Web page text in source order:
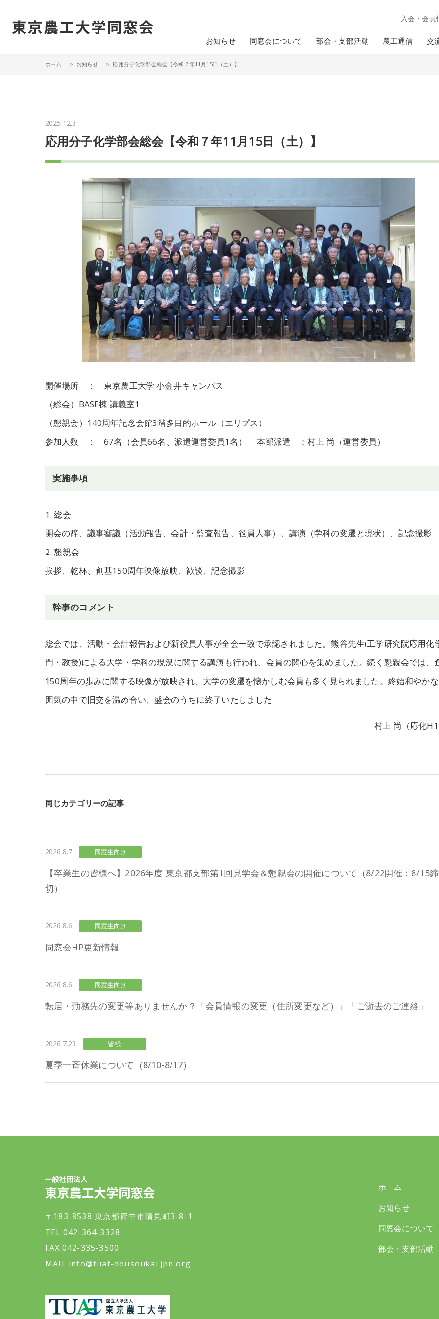
入会・会員
お知らせ 同窓会について 部会・支部活動 農工通信 交
ホーム お知らせ 応用分子化学部会総会【令和７年11月15日（土）】
2025.12.3
応用分子化学部会総会【令和７年11月15日（土）】
開催場所 ： 東京農工大学 小金井キャンパス
（総会）BASE棟 講義室1
（懇親会）140周年記念会館3階多目的ホール（エリプス）
参加人数 ： 67名（会員66名、派遣運営委員1名） 本部派遣 ：村上 尚（運営委員）
実施事項
1. 総会
開会の辞、議事審議（活動報告、会計・監査報告、役員人事）、講演（学科の変遷と現状）、記念撮影
2. 懇親会
挨拶、乾杯、創基150周年映像放映、歓談、記念撮影
幹事のコメント
総会では、活動・会計報告および新役員人事が全会一致で承認されました。熊谷先生(工学研究院応用化
門・教授)による大学・学科の現況に関する講演も行われ、会員の関心を集めました。続く懇親会では、
150周年の歩みに関する映像が放映され、大学の変遷を懐かしむ会員も多く見られました。終始和やか
囲気の中で旧交を温め合い、盛会のうちに終了いたしました
村上 尚（応化
同じカテゴリーの記事
2026.8.7 同窓生向け
【卒業生の皆様へ】2026年度 東京都支部第1回見学会＆懇親会の開催について（8/22開催：8/15締
切）
2026.8.6 同窓生向け
同窓会HP更新情報
2026.8.6 同窓生向け
転居・勤務先の変更等ありませんか？「会員情報の変更（住所変更など）」「ご逝去のご連絡」
2026.7.29 皆様
夏季一斉休業について（8/10-8/17）
ホーム
お知らせ
同窓会について
部会・支部活動
〒183-8538 東京都府中市晴見町3-8-1
TEL.042-364-3328
FAX.042-335-3500
MAIL.info@tuat-dousoukai.jpn.org